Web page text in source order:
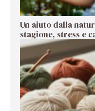
Un aiuto dalla
stagione, stress e